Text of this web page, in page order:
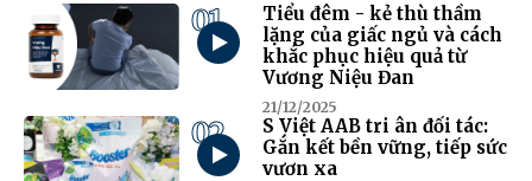
01
Tiểu đêm - kẻ thù thầm
lặng của giấc ngủ và cách
khắc phục hiệu quả từ
Vương Niệu Đan
21/12/2025
02
S Việt AAB tri ân đối tác:
Gắn kết bền vững, tiếp sức
vươn xa